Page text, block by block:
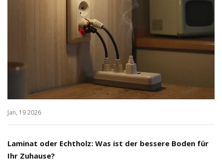
Jan, 19 2026
Laminat oder Echtholz: Was ist der bessere Boden für
Ihr Zuhause?